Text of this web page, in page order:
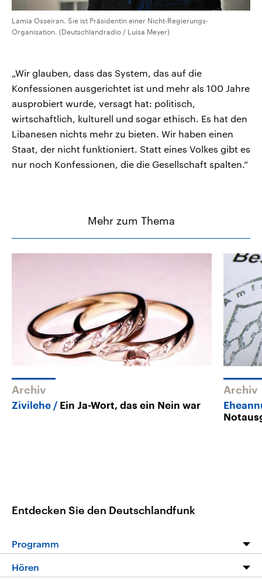
Lamia Osseiran. Sie ist Präsidentin einer Nicht-Regierungs-
Organisation. (Deutschlandradio / Luisa Meyer)
„Wir glauben, dass das System, das auf die
Konfessionen ausgerichtet ist und mehr als 100 Jahre
ausprobiert wurde, versagt hat: politisch,
wirtschaftlich, kulturell und sogar ethisch. Es hat den
Libanesen nichts mehr zu bieten. Wir haben einen
Staat, der nicht funktioniert. Statt eines Volkes gibt es
nur noch Konfessionen, die die Gesellschaft spalten.“
Mehr zum Thema
Archiv
Zivilehe Ein Ja-Wort, das ein Nein war
Archiv
Entdecken Sie den Deutschlandfunk
Programm
Programm
Hören